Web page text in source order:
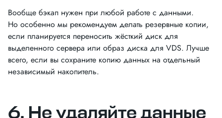
Вообще бэкап нужен при любой работе с данными.
Но особенно мы рекомендуем делать резервные копии,
если планируется переносить жёсткий диск для
выделенного сервера или образ диска для VDS. Лучше
всего, если вы сохраните копию данных на отдельный
независимый накопитель.
6. Не удаляйте данные